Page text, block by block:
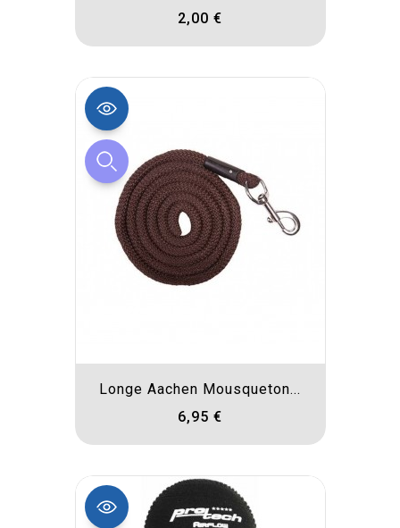
2,00 €
Longe Aachen Mousqueton...
6,95 €